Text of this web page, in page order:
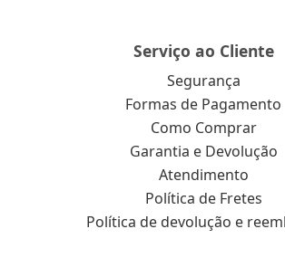
Serviço ao Cliente
Segurança
Formas de Pagamento
Como Comprar
Garantia e Devolução
Atendimento
Política de Fretes
Política de devolução e